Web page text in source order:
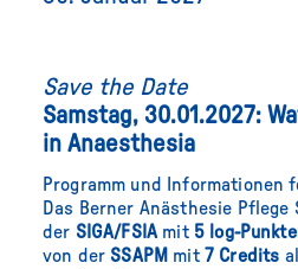
Save the Date
Samstag, 30.01.2027:
in Anaesthesia
Programm und Informationen
Das Berner Anästhesie Pflege
der SIGA/FSIA mit5 log-
von der SSAPM mit 7 Credits